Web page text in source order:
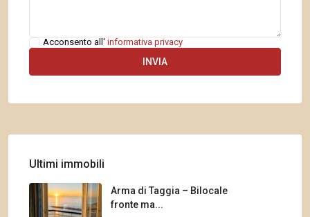
Acconsento all' informativa privacy
Ultimi immobili
Arma di Taggia – Bilocale
fronte ma...